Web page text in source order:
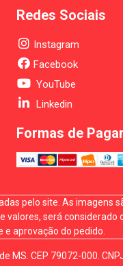
Redes Sociais
Instagram
Facebook
YouTube
Linkedin
Formas de
pelo site. As imagens
será considerado
aprovação do pedido.
MS. CEP 79072-000.